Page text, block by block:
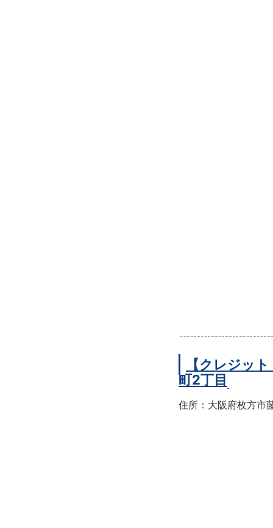
【クレジッ
町2丁目
住所：大阪府枚方市